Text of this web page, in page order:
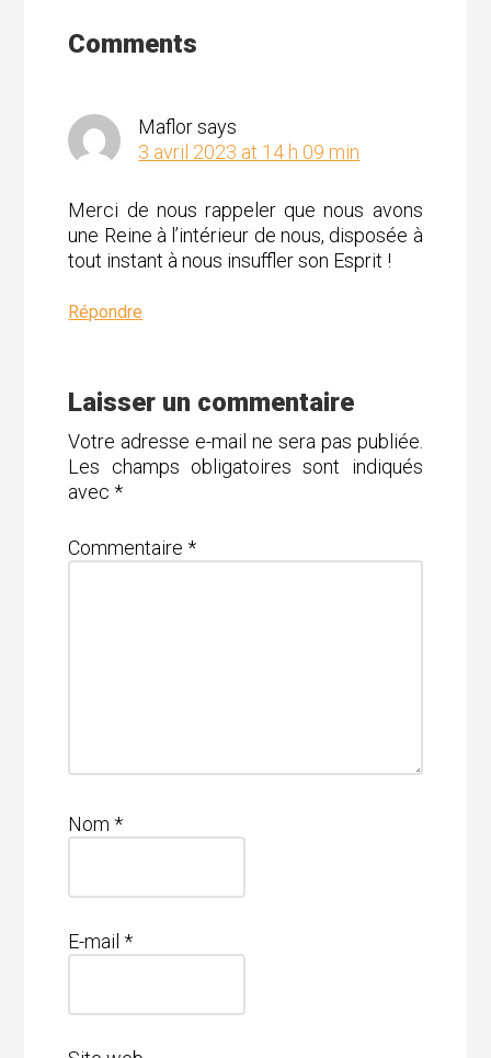
Comments
Maflor says
3 avril 2023 at 14 h 09 min
Merci de nous rappeler que nous avons
une Reine à l’intérieur de nous, disposée à
tout instant à nous insuffler son Esprit !
Répondre
Laisser un commentaire
Votre adresse e-mail ne sera pas publiée.
Les champs obligatoires sont indiqués
avec*
Commentaire*
Nom*
E-mail*